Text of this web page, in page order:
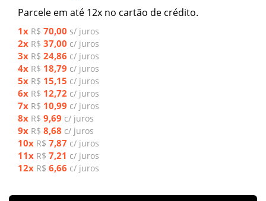
Parcele em até 12x no cartão de crédito.
1x R$ 70,00 s/ juros
2x R$ 37,00 c/ juros
3x R$ 24,86 c/ juros
4x R$ 18,79 c/ juros
5x R$ 15,15 c/ juros
6x R$ 12,72 c/ juros
7x R$ 10,99 c/ juros
8x R$ 9,69 c/ juros
9x R$ 8,68 c/ juros
10x R$ 7,87 c/ juros
11x R$ 7,21 c/ juros
12x R$ 6,66 c/ juros